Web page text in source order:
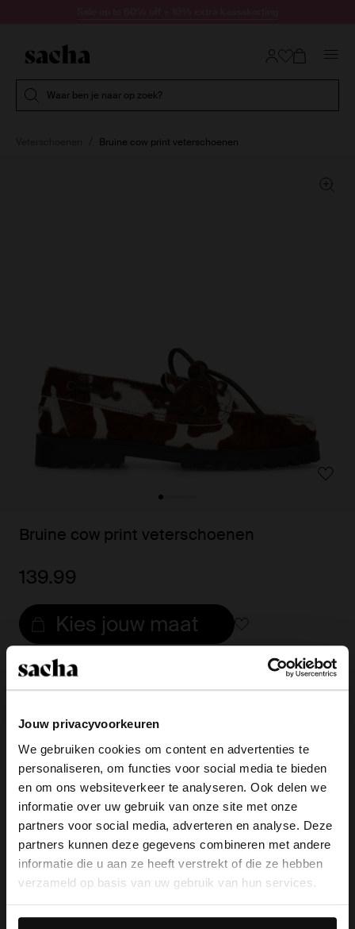
Jouw privacyvoorkeuren
We gebruiken cookies om content en advertenties te
personaliseren, om functies voor social media te bieden
en om ons websiteverkeer te analyseren. Ook delen we
informatie over uw gebruik van onze site met onze
partners voor social media, adverteren en analyse. Deze
partners kunnen deze gegevens combineren met andere
informatie die u aan ze heeft verstrekt of die ze hebben
verzameld op basis van uw gebruik van hun services.
Daarnaast werken wij samen met Google voor
Waar ben je naar op zoek?
Bruine cow print veterschoenen
Bruine cow print veterschoenen
139.99
Kies jouw maat
Snelle levering
Achteraf betalen
14 dagen bedenktijd
Product omschrijving
Deze bruine cow print veterschoenen van Sacha
hebben een platte hak van 3. De veterschoenen zijn
gemaakt van pony hair., hierdoor heeft elk item een
uniek cow print design.
Product details
×
View this website in English?
It looks like your language isn't Dutch. Would
you like to switch to English?
Yes, switch to
English
No, stay in Dutch